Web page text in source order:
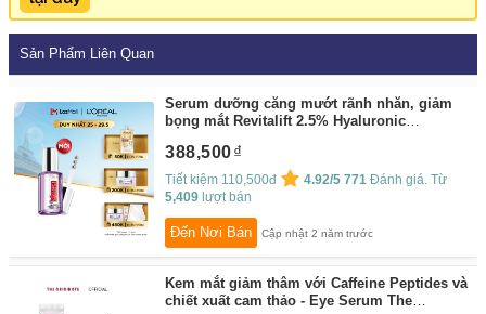
Sản Phẩm Liên Quan
Serum dưỡng căng mướt rãnh nhăn, giảm
bọng mắt Revitalift 2.5% Hyaluronic
Paris
388,500
Tiết kiệm 110,500đ 4.92/5 771 Đánh giá. Từ
5,409 lượt bán
Đến Nơi Bán Cập nhật 2 năm trước
Kem mắt giảm thâm với Caffeine Peptides và
chiết xuất cam thảo - Eye Serum The